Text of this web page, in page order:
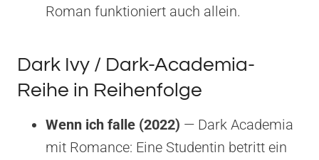
Roman funktioniert auch allein.
Dark Ivy / Dark-Academia-
Reihe in Reihenfolge
Wenn ich falle (2022) — Dark Academia
mit Romance: Eine Studentin betritt ein